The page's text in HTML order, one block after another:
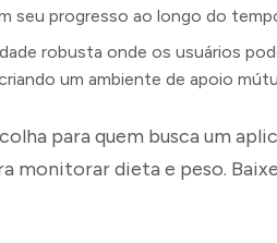
seu progresso ao longo do
robusta onde os usuários
um ambiente de apoio
para quem busca um
monitorar dieta e peso.